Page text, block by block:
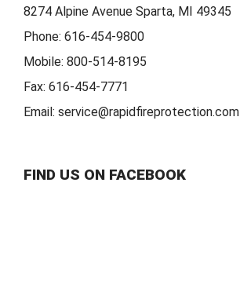
8274 Alpine Avenue Sparta, MI 49345
Phone: 616-454-9800
Mobile: 800-514-8195
Fax: 616-454-7771
Email: service@rapidfireprotection.com
FIND US ON FACEBOOK